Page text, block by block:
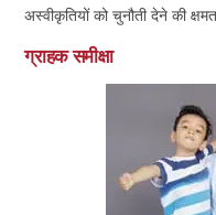
अस्वीकृतियों को चुनौती देने की
ग्राहक समीक्षा